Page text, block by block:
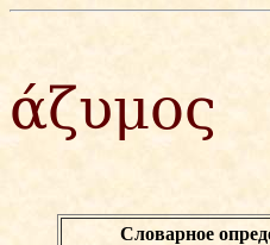
άζυμος
Словарное